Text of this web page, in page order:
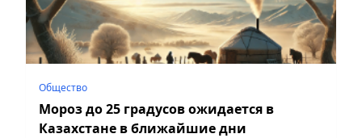
Общество
Мороз до 25 градусов ожидается в
Казахстане в ближайшие дни